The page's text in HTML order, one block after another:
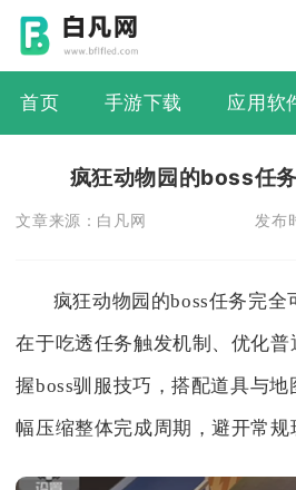
首页 手游下载 应用软
疯狂动物园的boss任
文章来源： 白凡网 发布
疯狂动物园的boss任务完全
在于吃透任务触发机制、优化
握boss驯服技巧，搭配道具与
幅压缩整体完成周期，避开常规